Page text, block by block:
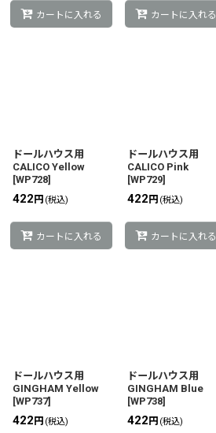
カートに入れる カートに入れる
ドールハウス用
CALICO Yellow
[WP728]
422 円 (税込)
カートに入れる
ドールハウス用
CALICO Pink
[WP729]
422 円 (税込)
カートに入れる
ドールハウス用
GINGHAM Yellow
[WP737]
422 円 (税込)
ドールハウス用
GINGHAM Blue
[WP738]
422 円 (税込)